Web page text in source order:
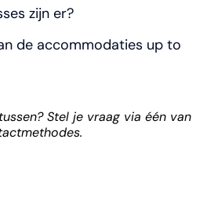
zijn er?
de accommodaties up to
Stel je vraag via één van